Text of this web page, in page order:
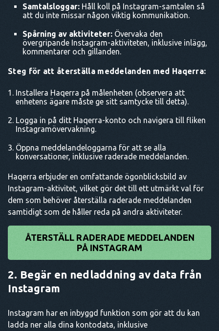
Samtalsloggar: Håll koll på Instagram-samtalen så
att du inte missar någon viktig kommunikation.
Spårning av aktiviteter: Övervaka den
övergripande Instagram-aktiviteten, inklusive inlägg,
kommentarer och gillanden.
Steg för att återställa meddelanden med Haqerra:
Installera Haqerra på målenheten (observera att
enhetens ägare måste ge sitt samtycke till detta).
Logga in på ditt Haqerra-konto och navigera till fliken
Instagramövervakning.
Öppna meddelandeloggarna för att se alla
konversationer, inklusive raderade meddelanden.
Haqerra erbjuder en omfattande ögonblicksbild av
Instagram-aktivitet, vilket gör det till ett utmärkt val för
dem som behöver återställa raderade meddelanden
samtidigt som de håller reda på andra aktiviteter.
ÅTERSTÄLL RADERADE MEDDELANDEN
PÅ INSTAGRAM
2. Begär en nedladdning av data från
Instagram
Instagram har en inbyggd funktion som gör att du kan
ladda ner alla dina kontodata, inklusive